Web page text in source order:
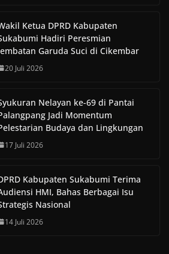
Ketua DPRD Kabupaten
Hadiri Peresmian
Garuda Suci di Cikembar
20 Juli 2026
Nelayan ke-69 di Pantai
Jadi Momentum
Budaya dan Lingkungan
17 Juli 2026
Kabupaten Sukabumi Terima
HMI, Bahas Berbagai Isu
Nasional
14 Juli 2026